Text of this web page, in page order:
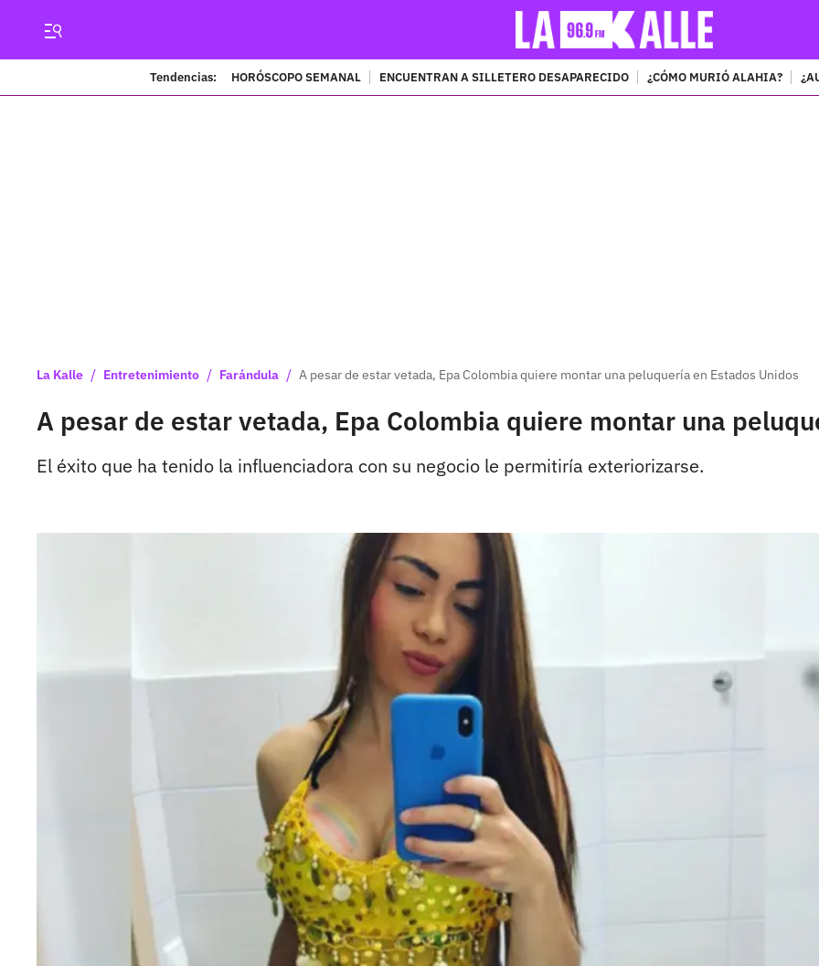
Tendencias: HORÓSCOPO SEMANAL ENCUENTRAN A SILLETERO DESAPARECIDO ¿CÓMO MURIÓ ALAHIA?
La Kalle / Entretenimiento / Farándula / A pesar de estar vetada, Epa Colombia quiere montar una peluquería en Estados Unidos
A pesar de estar vetada, Epa Colombia quiere montar una
El éxito que ha tenido la influenciadora con su negocio le permitiría exteriorizarse.